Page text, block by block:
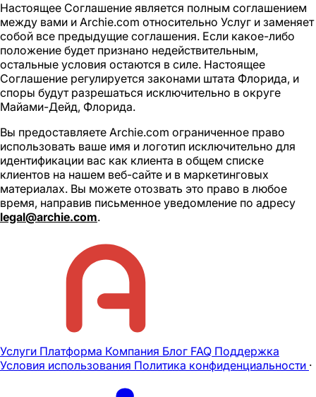
Настоящее Соглашение является полным соглашением
между вами и Archie.com относительно Услуг и заменяет
собой все предыдущие соглашения. Если какое-либо
положение будет признано недействительным,
остальные условия остаются в силе. Настоящее
Соглашение регулируется законами штата Флорида, и
споры будут разрешаться исключительно в округе
Майами-Дейд, Флорида.
Вы предоставляете Archie.com ограниченное право
использовать ваше имя и логотип исключительно для
идентификации вас как клиента в общем списке
клиентов на нашем веб-сайте и в маркетинговых
материалах. Вы можете отозвать это право в любое
время, направив письменное уведомление по адресу
legal@archie.com.
Услуги Платформа Компания Блог FAQ Поддержка
Условия использования Политика конфиденциальности ·